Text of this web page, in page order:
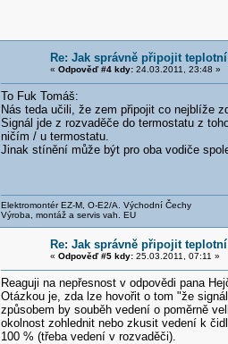
Re: Jak správně připojit
« Odpověď #4 kdy:24.03.2011, 23:48 »
To Fuk Tomáš:
Nás teda učili, že zem připojit co nejblíže
Signál jde z rozvaděče do termostatu z
ničím / u termostatu.
Jinak stínění může být pro oba vodiče
Elektromontér EZ-M, O-E2/A. Východní Čechy
Výroba, montáž a servis vah. EU
Re: Jak správně připojit
« Odpověď #5 kdy:25.03.2011, 07:11 »
Reaguji na nepřesnost v odpovědi pana
Otázkou je, zda lze hovořit o tom "že
způsobem by souběh vedení o poměrně
okolnost zohlednit nebo zkusit vedení k
100 % (třeba vedení v rozvaděči).